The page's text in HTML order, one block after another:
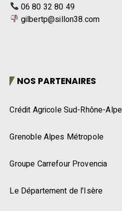
06 80 32 80 49
gilbertp@sillon38.com
NOS PARTENAIRES
Crédit Agricole Sud-Rhône-
Grenoble Alpes Métropole
Groupe Carrefour Provencia
Le Département de l’Isère